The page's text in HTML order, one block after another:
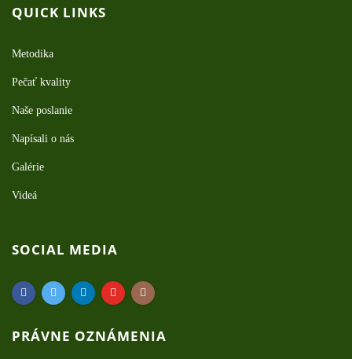
QUICK LINKS
Metodika
Pečať kvality
Naše poslanie
Napísali o nás
Galérie
Videá
SOCIAL MEDIA
PRÁVNE OZNÁMENIA